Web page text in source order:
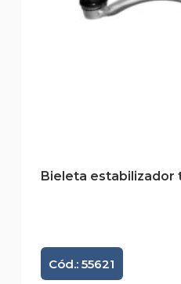
Bieleta estabilizador
Cód.: 55621